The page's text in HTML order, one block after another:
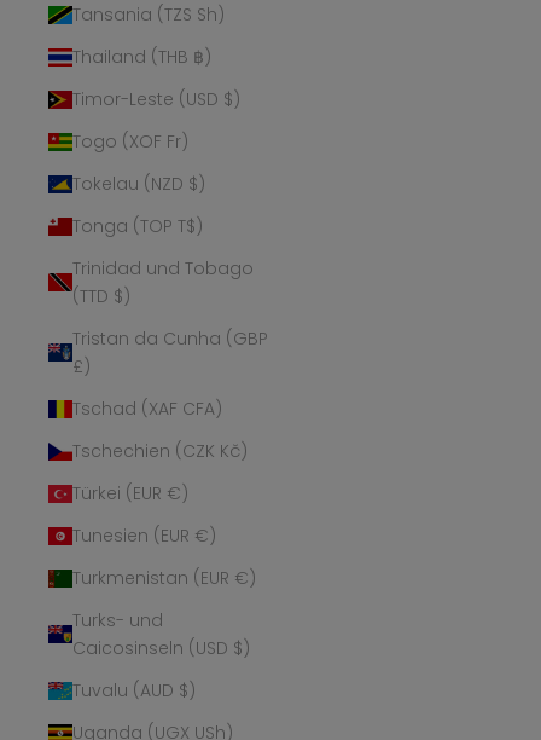
Tansania (TZS Sh)
Thailand (THB ฿)
Timor-Leste (USD $)
Togo (XOF Fr)
Tokelau (NZD $)
Tonga (TOP T$)
Trinidad und Tobago
(TTD $)
Tristan da Cunha (GBP
£)
Tschad (XAF CFA)
Tschechien (CZK Kč)
Türkei (EUR €)
Tunesien (EUR €)
Turkmenistan (EUR €)
Turks- und
Caicosinseln (USD $)
Tuvalu (AUD $)
Uganda (UGX USh)